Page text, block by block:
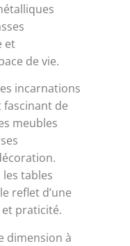
et
de vie.
incarnations
de
meubles
tables
reflet d’une
praticité.
dimension à